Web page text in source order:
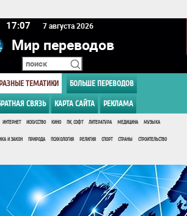
17 07 7 августа 2026
Мир переводов
ТЕМАТИКИ БОЛЬШЕ ПЕРЕВОДОВ
СВЯЗЬ КАРТА САЙТА РЕКЛАМА
ИНТЕРНЕТ ИСКУССТВО КИНО ПК, СОФТ ЛИТЕРАТУРА МЕДИЦИНА МУЗЫКА
И ЗАКОН ПРИРОДА ПСИХОЛОГИЯ РЕЛИГИЯ СПОРТ СТРАНЫ СТРОИТЕЛЬСТВО